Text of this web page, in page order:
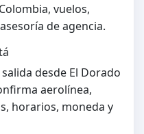
vuelos,
de agencia.
desde El Dorado
aerolínea,
horarios, moneda y